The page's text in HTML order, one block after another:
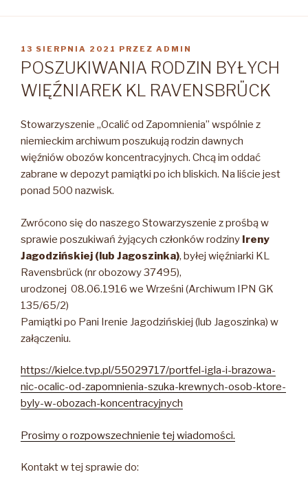
OPUBLIKOWANE
W
13 SIERPNIA 2021 PRZEZ ADMIN
POSZUKIWANIA RODZIN BYŁYCH
WIĘŹNIAREK KL RAVENSBRÜCK
Stowarzyszenie „Ocalić od Zapomnienia” wspólnie z
niemieckim archiwum poszukują rodzin dawnych
więźniów obozów koncentracyjnych. Chcą im oddać
zabrane w depozyt pamiątki po ich bliskich. Na liście jest
ponad 500 nazwisk.
Zwrócono się do naszego Stowarzyszenie z prośbą w
sprawie poszukiwań żyjących członków rodziny Ireny
Jagodzińskiej (lub Jagoszinka), byłej więźniarki KL
Ravensbrück (nr obozowy 37495),
urodzonej 08.06.1916 we Wrześni (Archiwum IPN GK
135/65/2)
Pamiątki po Pani Irenie Jagodzińskiej (lub Jagoszinka) w
załączeniu.
https://kielce.tvp.pl/55029717/portfel-igla-i-brazowa-
nic-ocalic-od-zapomnienia-szuka-krewnych-osob-ktore-
byly-w-obozach-koncentracyjnych
Prosimy o rozpowszechnienie tej wiadomości.
Kontakt w tej sprawie do: